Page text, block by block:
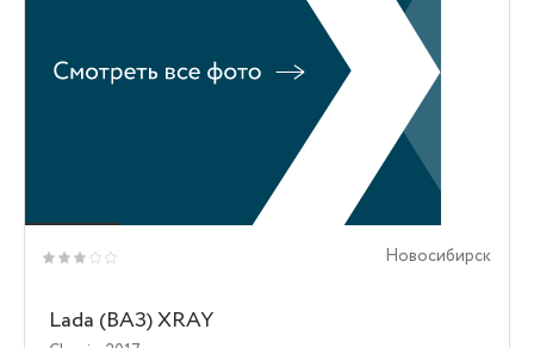
Новосибирск
Lada (ВАЗ) XRAY